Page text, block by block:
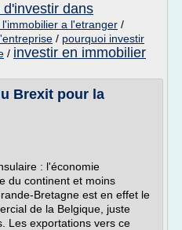
dans
a l'etranger /
/ pourquoi investir
/ investir en immobilier
Brexit pour la
: l'économie
du continent et moins
Bretagne est en effet le
de la Belgique, juste
Les exportations vers ce